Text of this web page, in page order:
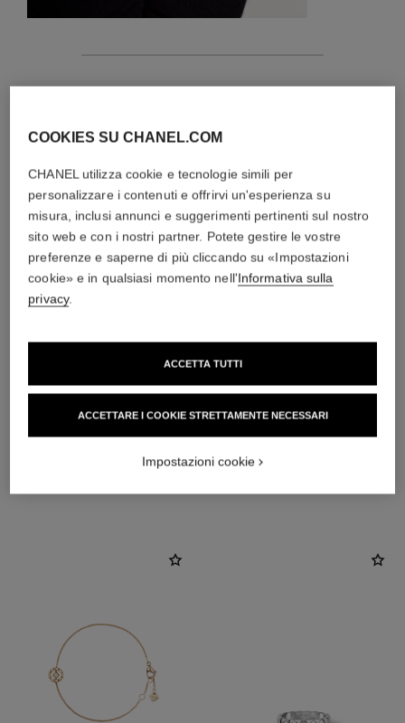
dettagli della creazione
materiale
Oro bianco 18 carati
COOKIES SU CHANEL.COM
CHANEL utilizza cookie e tecnologie simili per
personalizzare i contenuti e offrirvi un'esperienza su
misura, inclusi annunci e suggerimenti pertinenti sul nostro
sito web e con i nostri partner. Potete gestire le vostre
preferenze e saperne di più cliccando su «Impostazioni
cookie» e in qualsiasi momento nell'Informativa sulla
privacy.
ACCETTARE I COOKIE STRETTAMENTE NECESSARI
ACCETTA TUTTI
Impostazioni cookie